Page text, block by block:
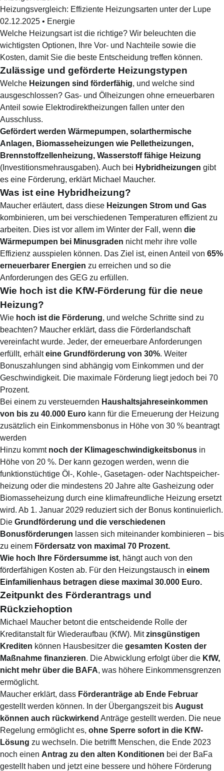
Heizungsvergleich: Effiziente Heizungsarten unter der Lupe
02.12.2025 • Energie
Welche Heizungsart ist die richtige? Wir beleuchten die
wichtigsten Optionen, Ihre Vor- und Nachteile sowie die
Kosten, damit Sie die beste Entscheidung treffen können.
Zulässige und geförderte Heizungstypen
Welche Heizungen sind förderfähig, und welche sind
ausgeschlossen? Gas- und Ölheizungen ohne erneuerbaren
Anteil sowie Elektrodirektheizungen fallen unter den
Ausschluss.
Gefördert werden Wärmepumpen, solarthermische
Anlagen, Biomasseheizungen wie Pelletheizungen,
Brennstoffzellenheizung, Wasserstoff fähige Heizung
(Investitions­mehr­ausgaben). Auch bei Hybridheizungen gibt
es eine Förderung, erklärt Michael Maucher.
Was ist eine Hybridheizung?
Maucher erläutert, dass diese Heizungen Strom und Gas
kombinieren, um bei verschiedenen Temperaturen effizient zu
arbeiten. Dies ist vor allem im Winter der Fall, wenn die
Wärmepumpen bei Minusgraden nicht mehr ihre volle
Effizienz ausspielen können. Das Ziel ist, einen Anteil von 65%
erneuerbarer Energien zu erreichen und so die
Anforderungen des GEG zu erfüllen.
Wie hoch ist die KfW-Förderung für die neue
Heizung?
Wie hoch ist die Förderung, und welche Schritte sind zu
beachten? Maucher erklärt, dass die Förderlandschaft
vereinfacht wurde. Jeder, der erneuerbare Anforderungen
erfüllt, erhälteine Grundförderung von 30%. Weiter
Bonuszahlungen sind abhängig vom Einkommen und der
Geschwindigkeit. Die maximale Förderung liegt jedoch bei 70
Prozent.
Bei einem zu versteuernden Haushalts­jahres­einkommen
von bis zu 40.000 Euro kann für die Er­neuerung der Heizung
zusätzlich ein Einkommens­bonus in Höhe von 30 % beantragt
werden
Hinzu kommt noch der Klimageschwindigkeitsbonus in
Höhe von 20 %. Der kann gezogen werden, wenn die
funktionstüchtige Öl-, Kohle-, Gasetagen- oder Nachtspeicher­
heizung oder die mindestens 20 Jahre alte Gas­heizung oder
Bio­masse­heizung durch eine klima­freundliche Heizung ersetzt
wird. Ab 1. Januar 2029 reduziert sich der Bonus kontinuierlich.
Die Grundförderung und die verschiedenen
Bonusförderungen lassen sich miteinander kombinieren – bis
zu einem Förder­satz von maximal 70 Prozent.
Wie hoch Ihre Förder­summe ist, hängt auch von den
förderfähigen Kosten ab. Für den Heizungs­tausch in einem
Einfamilien­haus betragen diese maximal 30.000 Euro.
Zeitpunkt des Förderantrags und
Rückziehoption
Michael Maucher betont die entscheidende Rolle der
Kreditanstalt für Wiederaufbau (KfW). Mitzinsgünstigen
Krediten können Hausbesitzer die gesamten Kosten der
Maßnahme finanzieren. Die Abwicklung erfolgt über die KfW,
nicht mehr über die BAFA, was höhere Einkommensgrenzen
ermöglicht.
Maucher erklärt, dass Förderanträge ab Ende Februar
gestellt werden können. In der Übergangszeit bis August
können auch rückwirkend Anträge gestellt werden. Die neue
Regelung ermöglicht es, ohne Sperre sofort in die KfW-
Lösung zu wechseln. Die betrifft Menschen, die Ende 2023
noch einen Antrag zu den alten Konditionen bei der BaFa
gestellt haben und jetzt eine bessere und höhere Förderung